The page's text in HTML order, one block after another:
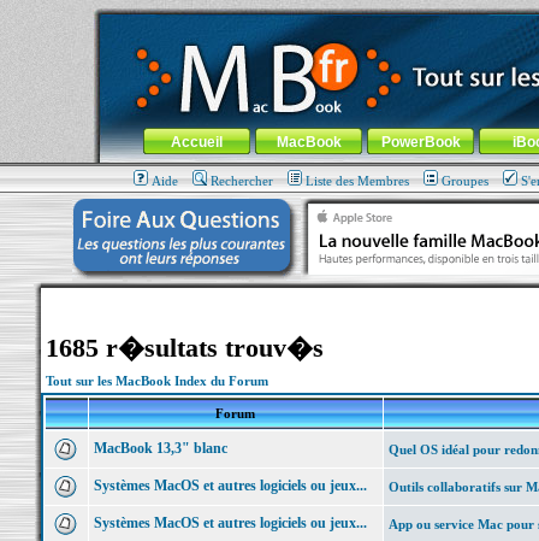
MacBook-fr.com : 100% Apple... 100% nomade !
Aller au contenu-Aller au menu général-Aller au menu de
Menu général
Accueil MacBook PowerBook
Aide Rechercher Liste des Membres Groupes
1685 r�sultats trouv�s
Tout sur les MacBook Index du Forum
Forum
MacBook 13,3" blanc Quel OS idéal pour
Systèmes MacOS et autres logiciels ou jeux... Outils collaboratifs sur
Systèmes MacOS et autres logiciels ou jeux... App ou service Mac